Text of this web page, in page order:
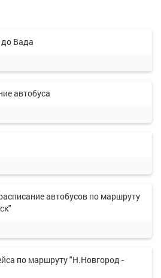
до Вада
автобуса
автобусов по маршруту
по маршруту "Н.Новгород -